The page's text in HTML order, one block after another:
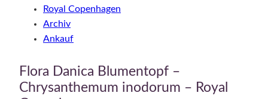
Royal Copenhagen
Archiv
Ankauf
Flora Danica Blumentopf –
Chrysanthemum inodorum – Royal